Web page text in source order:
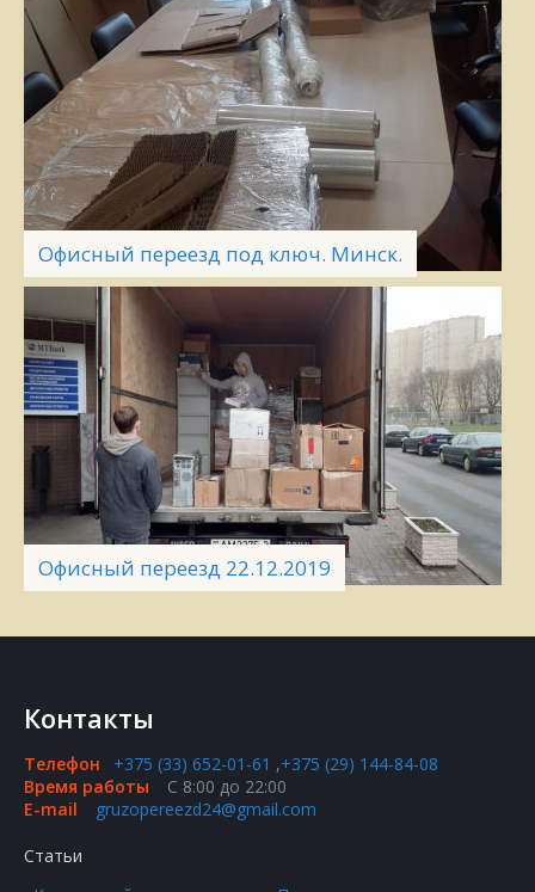
Офисный переезд под ключ. Минск.
Офисный переезд 22.12.2019
Контакты
Телефон +375 (33) 652-01-61 ,+375 (29) 144-84-08
Время работы
С 8:00 до 22:00
E-mail
gruzopereezd24@gmail.com
Статьи